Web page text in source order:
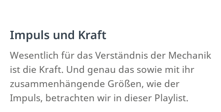
Impuls und Kraft
Wesentlich für das Verständnis der Mechanik
ist die Kraft. Und genau das sowie mit ihr
zusammenhängende Größen, wie der
Impuls, betrachten wir in dieser Playlist.